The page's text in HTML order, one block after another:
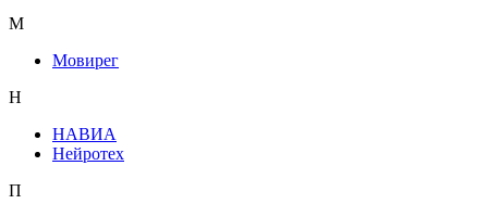
М
Мовирег
Н
НАВИА
Нейротех
П